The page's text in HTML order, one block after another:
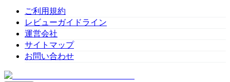
ご利用規約
レビューガイドライン
運営会社
サイトマップ
お問い合わせ